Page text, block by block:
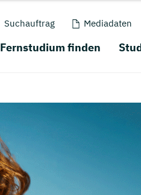
Suchauftrag Mediadaten
Fernstudium finden